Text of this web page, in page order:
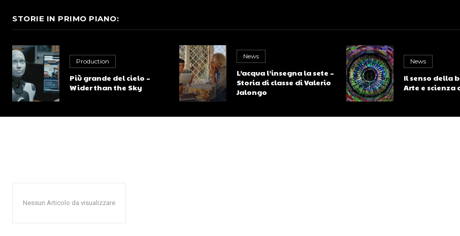
STORIE IN PRIMO PIANO:
Production
Più grande del cielo –
Wider than the Sky
News
L’acqua l’insegna la sete –
Storia di classe di Valerio
Jalongo
News
Il senso della
Arte e scienza
Nessun Articolo da visualizzare